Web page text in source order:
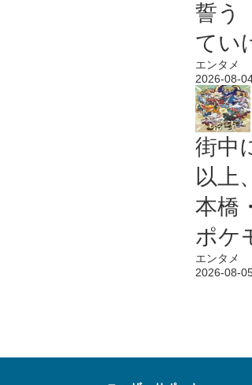
誓う
てい
エンタメ
2026-08-
街中
以上
本橋
ポケ
エンタメ
2026-08-